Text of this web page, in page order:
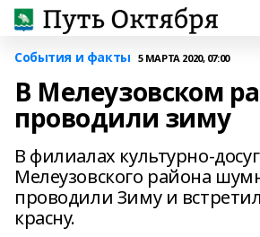
События и факты 5 МАРТА 2020, 07:00
В Мелеузовском
проводили зиму
В филиалах культурно-
Мелеузовского района
проводили Зиму и
красну.